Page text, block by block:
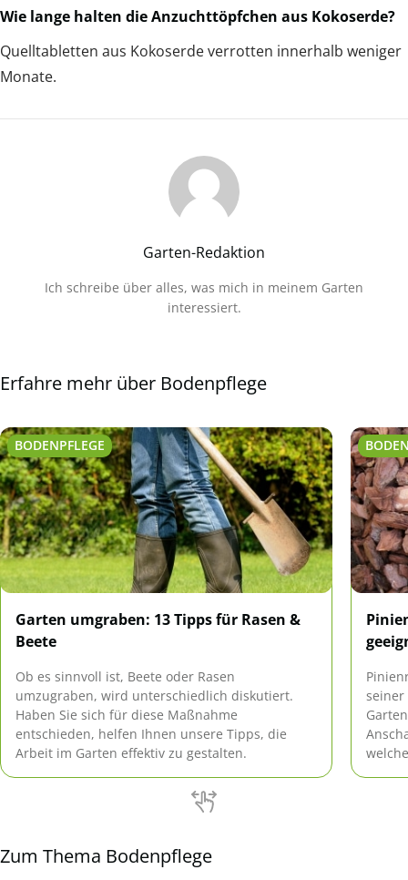
Wie lange halten die Anzuchttöpfchen aus Kokoserde?
Quelltabletten aus Kokoserde verrotten innerhalb weniger
Monate.
Garten-Redaktion
Ich schreibe über alles, was mich in meinem Garten
interessiert.
Erfahre mehr über Bodenpflege
BODENPFLEGE
Garten umgraben: 13 Tipps für Rasen &
Beete
Ob es sinnvoll ist, Beete oder Rasen
umzugraben, wird unterschiedlich diskutiert.
Haben Sie sich für diese Maßnahme
entschieden, helfen Ihnen unsere Tipps, die
Arbeit im Garten effektiv zu gestalten.
seiner
Zum Thema Bodenpflege